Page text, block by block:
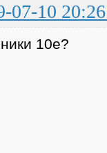
07-10
10е?